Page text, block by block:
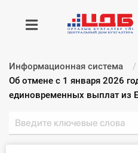
Получить консультацию
Главная ИС
Информационная система
Текущий:
Об отмене с 1 января 2026
единовременных выплат из